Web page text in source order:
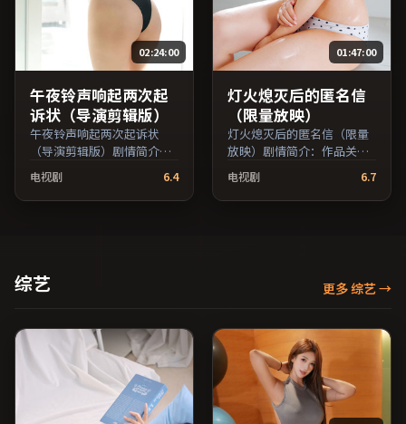
02:24:00
午夜铃声响起两次起
诉状（导演剪辑版）
午夜铃声响起两次起诉状
（导演剪辑版）剧情简介：
镜头语言克制而富有张力，
剪辑节奏贴合人物心理的起
伏；由林超贤执导，役所广
于韩国地区院线首映，网络
平台同步更新片源。推荐给
资源大全免费条目索引，支
持片名与演员交叉检索。）
电视剧 6.4
01:47:00
灯火熄灭后的匿名信
（限量放映）
灯火熄灭后的匿名信（限量
放映）剧情简介：作品关注
边缘群体的日常抉择，影像
质感兼顾院线观感与流媒体
清晰度；由娄烨执导，沈
首映，网络平台同步更新片
节。（国产影视资源大全免
费条目索引，支持片名与演
员交叉检索。）
电视剧 6.7
综艺 更多 综艺→